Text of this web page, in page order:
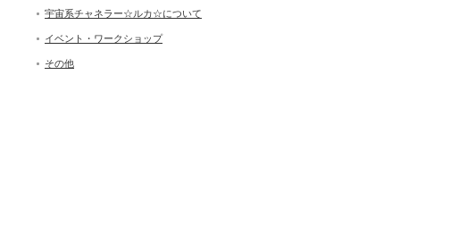
宇宙系チャネラー☆ルカ☆について
イベント・ワークショップ
その他